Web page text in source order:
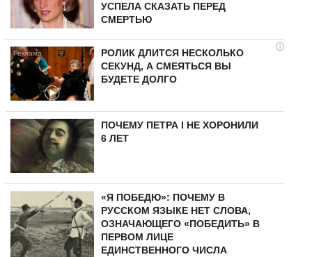
УСПЕЛА СКАЗАТЬ ПЕРЕД
СМЕРТЬЮ
i
РОЛИК ДЛИТСЯ НЕСКОЛЬКО
СЕКУНД, А СМЕЯТЬСЯ ВЫ
БУДЕТЕ ДОЛГО
ПОЧЕМУ ПЕТРА I НЕ ХОРОНИЛИ
6 ЛЕТ
«Я ПОБЕДЮ»: ПОЧЕМУ В
РУССКОМ ЯЗЫКЕ НЕТ СЛОВА,
ОЗНАЧАЮЩЕГО «ПОБЕДИТЬ» В
ПЕРВОМ ЛИЦЕ
ЕДИНСТВЕННОГО ЧИСЛА